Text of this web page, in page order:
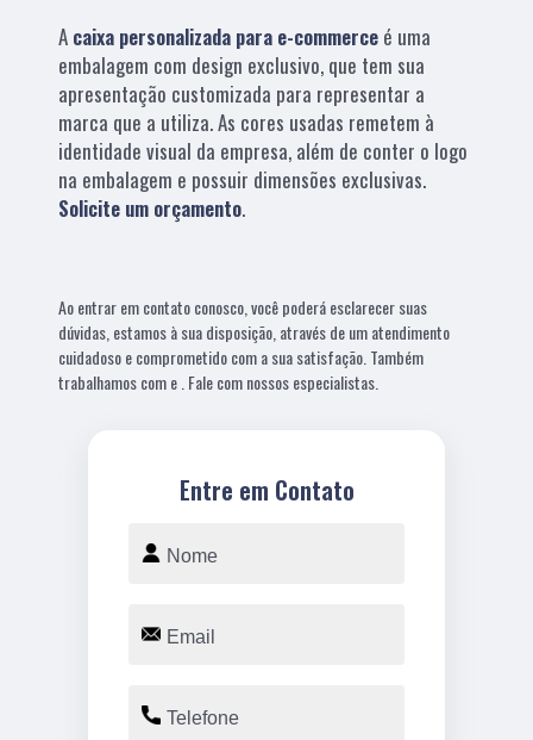
A caixa personalizada para e-commerce é uma
embalagem com design exclusivo, que tem sua
apresentação customizada para representar a
marca que a utiliza. As cores usadas remetem à
identidade visual da empresa, além de conter o logo
na embalagem e possuir dimensões exclusivas.
Solicite um orçamento.
Ao entrar em contato conosco, você poderá esclarecer suas
dúvidas, estamos à sua disposição, através de um atendimento
cuidadoso e comprometido com a sua satisfação. Também
trabalhamos com e . Fale com nossos especialistas.
Entre em Contato